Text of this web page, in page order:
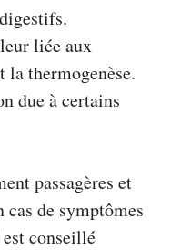
liée aux
thermogenèse.
due à certains
passagères et
de symptômes
conseillé